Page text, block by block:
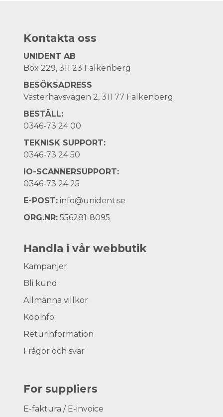
Kontakta oss
UNIDENT AB
Box 229, 311 23 Falkenberg
BESÖKSADRESS
Västerhavsvägen 2, 311 77 Falkenberg
BESTÄLL:
0346-73 24 00
TEKNISK SUPPORT:
0346-73 24 50
IO-SCANNERSUPPORT:
0346-73 24 25
E-POST: info@unident.se
ORG.NR: 556281-8095
Handla i vår webbutik
Kampanjer
Bli kund
Allmänna villkor
Köpinfo
Returinformation
Frågor och svar
For suppliers
E-faktura / E-invoice